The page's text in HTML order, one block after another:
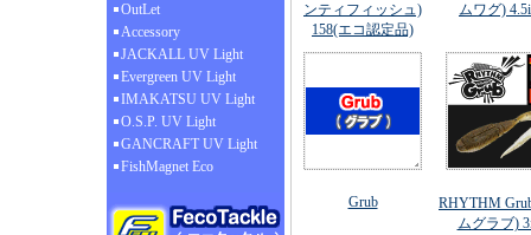
OutLet
Accessory
JACKALL UV Light
Evergreen UV Light
IMAKATSU UV Light
O.S.P. UV Light
GANCRAFT UV Light
FishMagnet Eco
ンティフィッシュ)
158(エコ認定品)
ムワグ)
Grub
RHYTHM
ムグラブ)